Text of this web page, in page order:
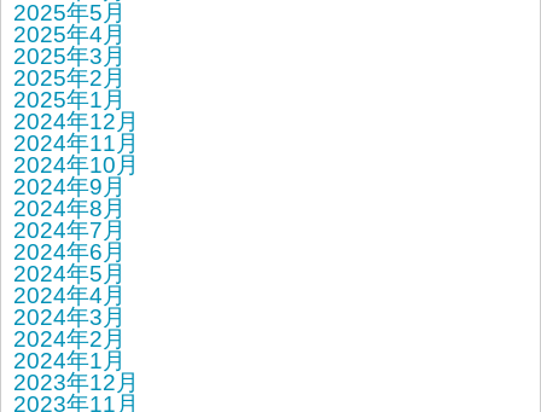
2025年5月
2025年4月
2025年3月
2025年2月
2025年1月
2024年12月
2024年11月
2024年10月
2024年9月
2024年8月
2024年7月
2024年6月
2024年5月
2024年4月
2024年3月
2024年2月
2024年1月
2023年12月
2023年11月